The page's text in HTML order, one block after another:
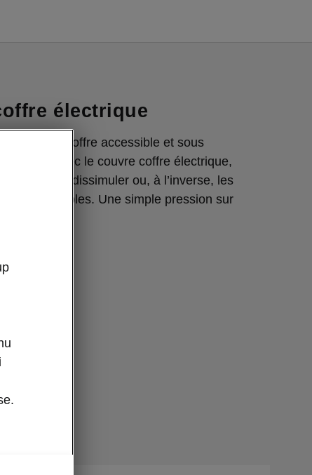
électrique
contenu du coffre accessible et sous
moment. Avec le couvre coffre électrique,
les dissimuler ou, à l’inverse, les
accessibles. Une simple pression sur